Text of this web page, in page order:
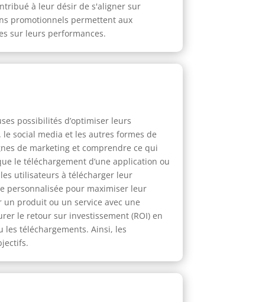
à leur désir de s'aligner sur
promotionnels permettent aux
sur leurs performances.
possibilités d’optimiser leurs
social media et les autres formes de
de marketing et comprendre ce qui
le téléchargement d’une application ou
utilisateurs à télécharger leur
personnalisée pour maximiser leur
produit ou un service avec une
le retour sur investissement (ROI) en
les téléchargements. Ainsi, les